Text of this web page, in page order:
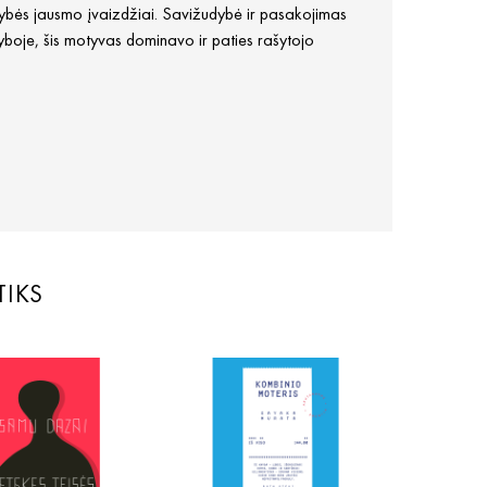
jausmo įvaizdžiai. Savižudybė ir pasakojimas
šis motyvas dominavo ir paties rašytojo